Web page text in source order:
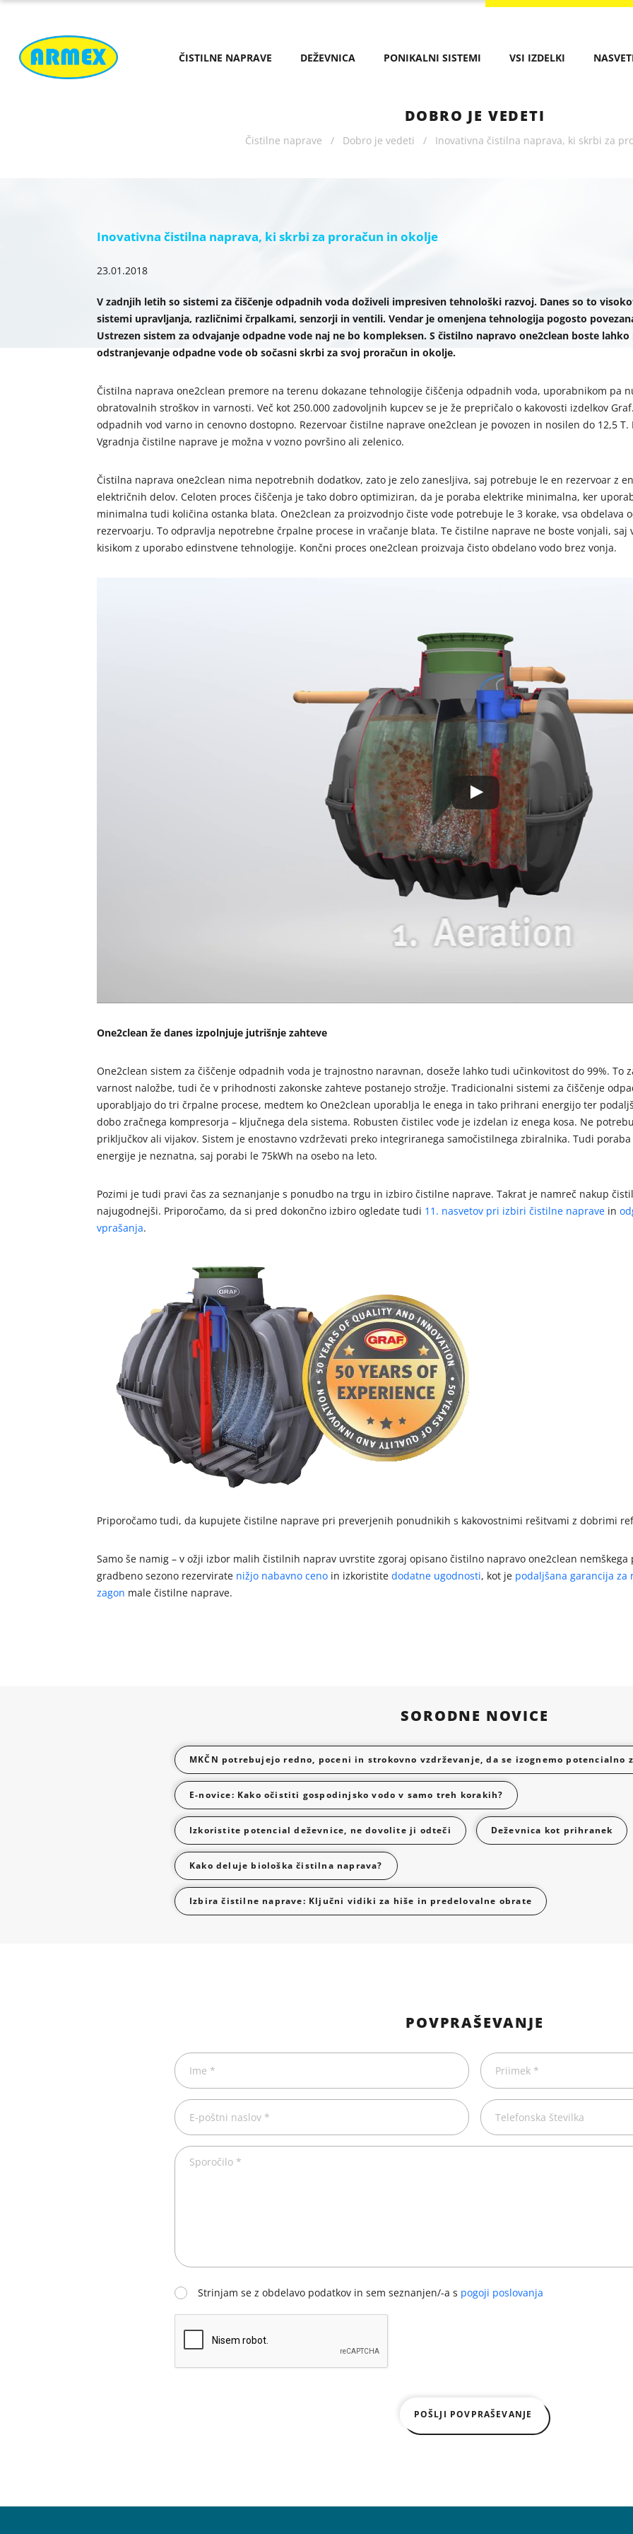
ČISTILNE NAPRAVE DEŽEVNICA PONIKALNI SISTEMI VSI IZDELKI
DOBRO JE VEDETI
Čistilne naprave / Dobro je vedeti / Inovativna čistilna naprava, ki skrbi za
Inovativna čistilna naprava, ki skrbi za proračun in okolje
23.01.2018
V zadnjih letih so sistemi za čiščenje odpadnih voda doživeli impresiven tehnološki razvoj. Danes so to
sistemi upravljanja, različnimi črpalkami, senzorji in ventili. Vendar je omenjena tehnologija pogosto
Ustrezen sistem za odvajanje odpadne vode naj ne bo kompleksen. S čistilno napravo one2clean boste
odstranjevanje odpadne vode ob sočasni skrbi za svoj proračun in okolje.
Čistilna naprava one2clean premore na terenu dokazane tehnologije čiščenja odpadnih voda, uporabnikom pa
obratovalnih stroškov in varnosti. Več kot 250.000 zadovoljnih kupcev se je že prepričalo o kakovosti izdelkov
odpadnih vod varno in cenovno dostopno. Rezervoar čistilne naprave one2clean je povozen in nosilen do 12,5
Vgradnja čistilne naprave je možna v vozno površino ali zelenico.
Čistilna naprava one2clean nima nepotrebnih dodatkov, zato je zelo zanesljiva, saj potrebuje le en rezervoar z
električnih delov. Celoten proces čiščenja je tako dobro optimiziran, da je poraba elektrike minimalna, ker
minimalna tudi količina ostanka blata. One2clean za proizvodnjo čiste vode potrebuje le 3 korake, vsa obdelava
rezervoarju. To odpravlja nepotrebne črpalne procese in vračanje blata. Te čistilne naprave ne boste vonjali, saj
kisikom z uporabo edinstvene tehnologije. Končni proces one2clean proizvaja čisto obdelano vodo brez vonja.
One2clean že danes izpolnjuje jutrišnje zahteve
One2clean sistem za čiščenje odpadnih voda je trajnostno naravnan, doseže lahko tudi učinkovitost do 99%. To
varnost naložbe, tudi če v prihodnosti zakonske zahteve postanejo strožje. Tradicionalni sistemi za čiščenje
uporabljajo do tri črpalne procese, medtem ko One2clean uporablja le enega in tako prihrani energijo ter
dobo zračnega kompresorja – ključnega dela sistema. Robusten čistilec vode je izdelan iz enega kosa. Ne
priključkov ali vijakov. Sistem je enostavno vzdrževati preko integriranega samočistilnega zbiralnika. Tudi
energije je neznatna, saj porabi le 75kWh na osebo na leto.
Pozimi je tudi pravi čas za seznanjanje s ponudbo na trgu in izbiro čistilne naprave. Takrat je namreč nakup
najugodnejši. Priporočamo, da si pred dokončno izbiro ogledate tudi 11. nasvetov pri izbiri čistilne naprave in
vprašanja.
Priporočamo tudi, da kupujete čistilne naprave pri preverjenih ponudnikih s kakovostnimi rešitvami z dobrimi
Samo še namig – v ožji izbor malih čistilnih naprav uvrstite zgoraj opisano čistilno napravo one2clean
gradbeno sezono rezervirate nižjo nabavno ceno in izkoristite dodatne ugodnosti, kot je podaljšana garancija za
zagon male čistilne naprave.
SORODNE NOVICE
MKČN potrebujejo redno, poceni in strokovno vzdrževanje, da se izognemo potencialno
E-novice: Kako očistiti gospodinjsko vodo v samo treh korakih?
Izkoristite potencial deževnice, ne dovolite ji odteči Deževnica kot prihranek
Kako deluje biološka čistilna naprava?
Izbira čistilne naprave: Ključni vidiki za hiše in predelovalne obrate
POVPRAŠEVANJE
Strinjam se z obdelavo podatkov in sem seznanjen/-a s pogoji poslovanja
POŠLJI POVPRAŠEVANJE